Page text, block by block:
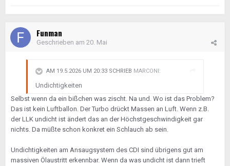
Funman
Geschrieben am 20. Mai
AM 19.5.2026 UM 20:33 SCHRIEB MARCONI :
Undichtigkeiten
Selbst wenn da ein bißchen was zischt. Na und. Wo ist das Problem?
Das ist kein Luftballon. Der Turbo drückt Massen an Luft. Wenn z.B.
der LLK undicht ist ändert das an der Höchstgeschwindigkeit gar
nichts. Da müßte schon konkret ein Schlauch ab sein.
Undichtigkeiten am Ansaugsystem des CDI sind übrigens gut am
massiven Ölaustritt erkennbar. Wenn da was undicht ist dann trieft